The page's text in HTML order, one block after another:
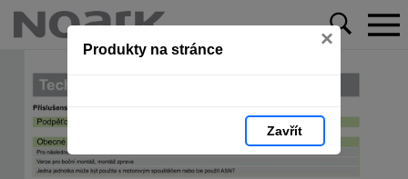
Produkty na stránce ×
Zavřít